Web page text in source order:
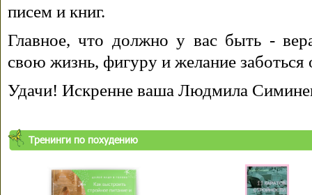
писем и книг.
Главное, что должно у вас быть -
свою жизнь, фигуру и желание заботься
Удачи! Искренне ваша Людмила
Тренинги по похудению